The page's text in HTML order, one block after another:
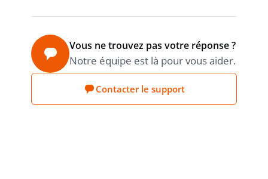
Vous ne trouvez pas votre réponse ?
Notre équipe est là pour vous aider.
Contacter le support